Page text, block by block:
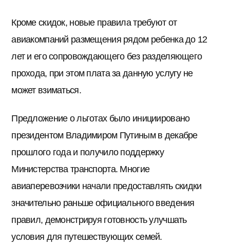
Кроме скидок, новые правила требуют от
авиакомпаний размещения рядом ребенка до 12
лет и его сопровождающего без разделяющего
прохода, при этом плата за данную услугу не
может взиматься.
Предложение о льготах было инициировано
президентом Владимиром Путиным в декабре
прошлого года и получило поддержку
Министерства транспорта. Многие
авиаперевозчики начали предоставлять скидки
значительно раньше официального введения
правил, демонстрируя готовность улучшать
условия для путешествующих семей.